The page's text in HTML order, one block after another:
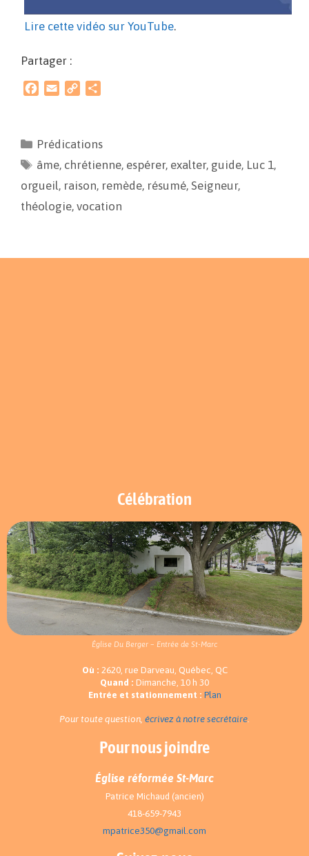
Lire cette vidéo sur YouTube.
Partager :
b
o
l
L
i
a
g
Prédications
âme, chrétienne, espérer, exalter, guide, Luc 1,
orgueil, raison, remède, résumé, Seigneur,
théologie, vocation
Célébration
Église Du Berger – Entrée de St-Marc
Où : 2620, rue Darveau, Québec, QC
Quand : Dimanche, 10 h 30
Entrée et stationnement : Plan
Pour toute question, écrivez à notre secrétaire
Pour nous joindre
Église réformée St-Marc
Patrice Michaud (ancien)
418-659-7943
mpatrice350@gmail.com